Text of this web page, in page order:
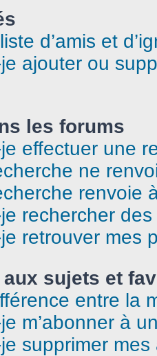
d’amis et
ajouter ou
les forums
effectuer une
ne
renvoie
rechercher
retrouver mes
sujets et
entre la
m’abonner à
supprimer